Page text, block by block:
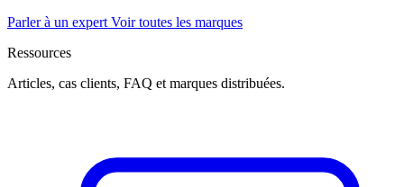
Parler à un expert Voir toutes les marques
Ressources
Articles, cas clients, FAQ et marques distribuées.